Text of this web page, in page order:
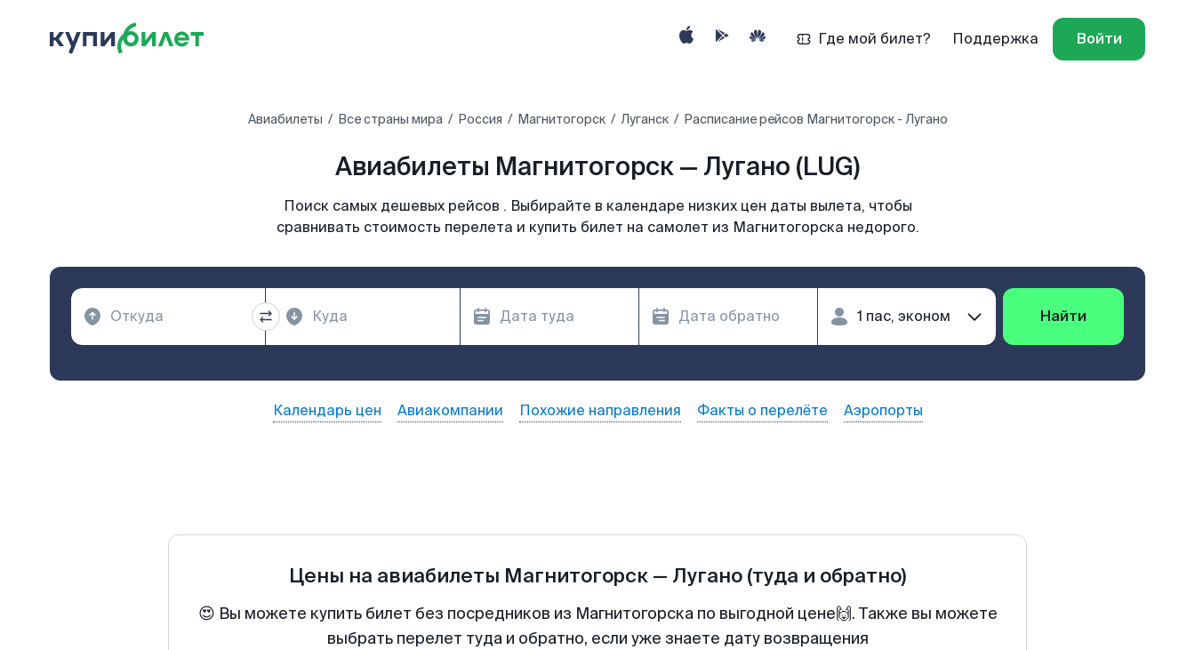
Где мой билет? Поддержка Войти
Авиабилеты Все страны мира Россия Магнитогорск Луганск Расписание рейсов Магнитогорск - Лугано
Авиабилеты Магнитогорск — Лугано (LUG)
Поиск самых дешевых рейсов . Выбирайте в календаре низких цен даты вылета, чтобы
сравнивать стоимость перелета и купить билет на самолет из Магнитогорска недорого.
Найти
Календарь цен Авиакомпании Похожие направления Факты о перелёте Аэропорты
Цены на авиабилеты Магнитогорск — Лугано (туда и обратно)
😍 Вы можете купить билет без посредников из Магнитогорска по выгодной цене🙌. Также вы можете
выбрать перелет туда и обратно, если уже знаете дату возвращения